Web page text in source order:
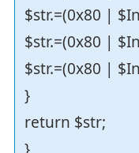
$str.=(0x80 |
$str.=(0x80 |
$str.=(0x80 |
}
return $str;